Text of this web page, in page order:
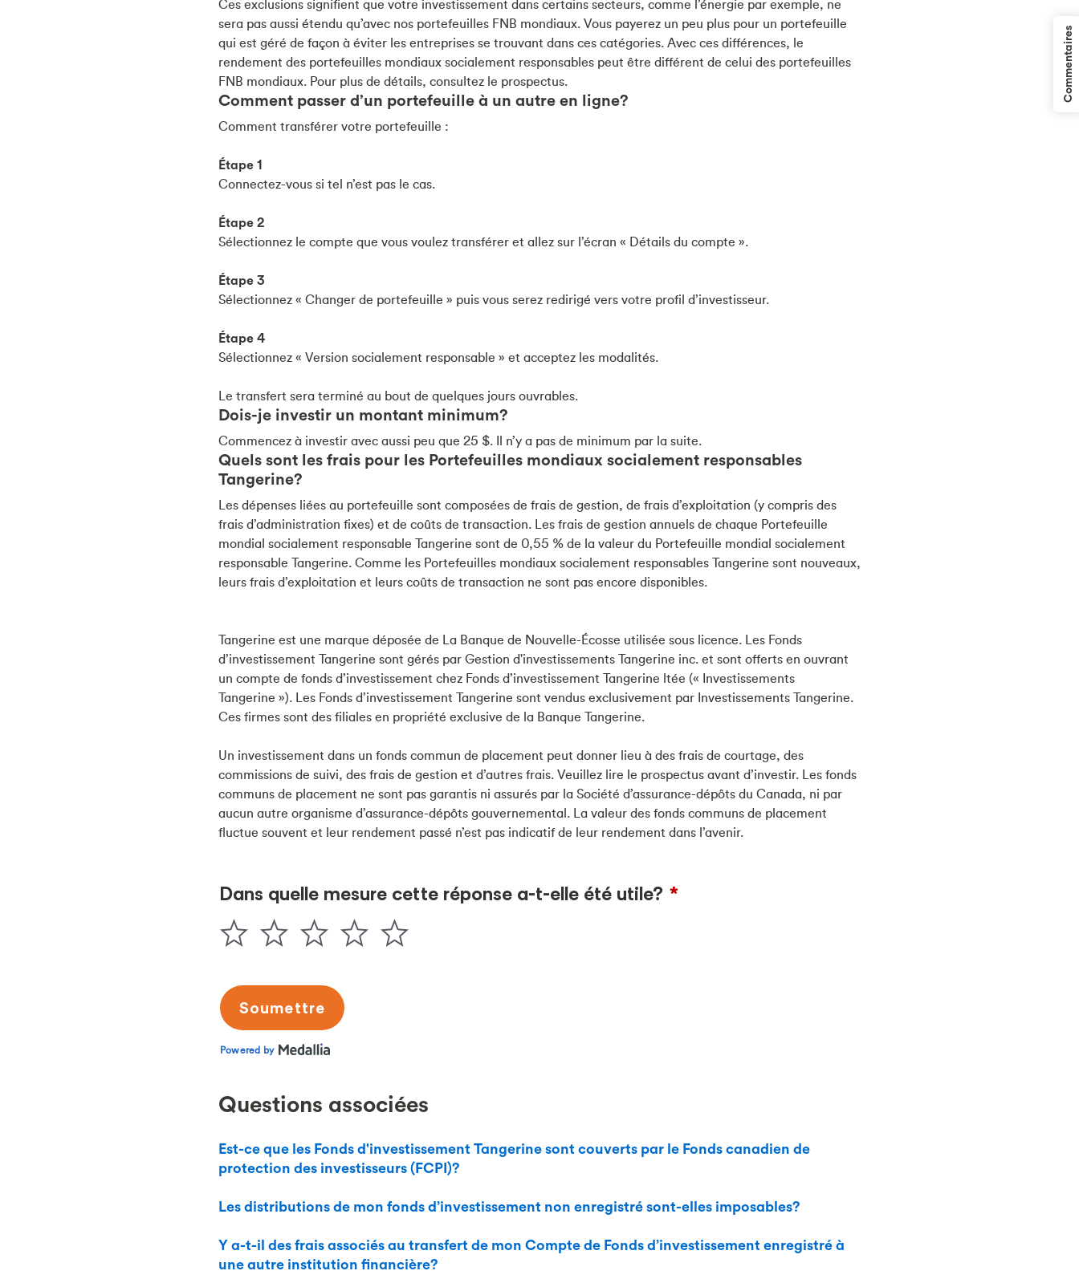
Ces exclusions signifient que votre investissement dans certains secteurs, comme l’énergie par exemple, ne
sera pas aussi étendu qu’avec nos portefeuilles FNB mondiaux. Vous payerez un peu plus pour un portefeuille
qui est géré de façon à éviter les entreprises se trouvant dans ces catégories. Avec ces différences, le
rendement des portefeuilles mondiaux socialement responsables peut être différent de celui des portefeuilles
FNB mondiaux. Pour plus de détails, consultez le prospectus.
Comment passer d’un portefeuille à un autre en ligne?
Comment transférer votre portefeuille :
Étape 1
Connectez-vous si tel n’est pas le cas.
Étape 2
Sélectionnez le compte que vous voulez transférer et allez sur l’écran « Détails du compte ».
Étape 3
Sélectionnez « Changer de portefeuille » puis vous serez redirigé vers votre profil d’investisseur.
Étape 4
Sélectionnez « Version socialement responsable » et acceptez les modalités.
Le transfert sera terminé au bout de quelques jours ouvrables.
Dois-je investir un montant minimum?
Commencez à investir avec aussi peu que 25 $. Il n’y a pas de minimum par la suite.
Quels sont les frais pour les Portefeuilles mondiaux socialement responsables
Tangerine?
Les dépenses liées au portefeuille sont composées de frais de gestion, de frais d’exploitation (y compris des
frais d’administration fixes) et de coûts de transaction. Les frais de gestion annuels de chaque Portefeuille
mondial socialement responsable Tangerine sont de 0,55 % de la valeur du Portefeuille mondial socialement
responsable Tangerine. Comme les Portefeuilles mondiaux socialement responsables Tangerine sont nouveaux,
leurs frais d’exploitation et leurs coûts de transaction ne sont pas encore disponibles.
Tangerine est une marque déposée de La Banque de Nouvelle-Écosse utilisée sous licence. Les Fonds
d’investissement Tangerine sont gérés par Gestion d'investissements Tangerine inc. et sont offerts en ouvrant
un compte de fonds d’investissement chez Fonds d’investissement Tangerine ltée (« Investissements
Tangerine »). Les Fonds d’investissement Tangerine sont vendus exclusivement par Investissements Tangerine.
Ces firmes sont des filiales en propriété exclusive de la Banque Tangerine.
Un investissement dans un fonds commun de placement peut donner lieu à des frais de courtage, des
commissions de suivi, des frais de gestion et d’autres frais. Veuillez lire le prospectus avant d’investir. Les fonds
communs de placement ne sont pas garantis ni assurés par la Société d’assurance-dépôts du Canada, ni par
aucun autre organisme d’assurance-dépôts gouvernemental. La valeur des fonds communs de placement
fluctue souvent et leur rendement passé n’est pas indicatif de leur rendement dans l’avenir.
Questions associées
Est-ce que les Fonds d'investissement Tangerine sont couverts par le Fonds canadien de
protection des investisseurs (FCPI)?
Les distributions de mon fonds d’investissement non enregistré sont-elles imposables?
Y a-t-il des frais associés au transfert de mon Compte de Fonds d’investissement enregistré à
une autre institution financière?
Commentaires